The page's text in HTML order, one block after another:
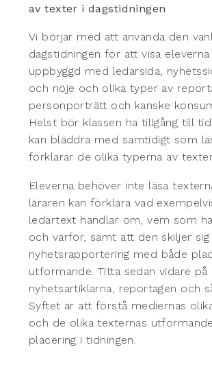
av texter i dagstidningen
Vi börjar med att använda den
dagstidningen för att visa
uppbyggd med ledarsida,
och nöje och olika typer av
personporträtt och kanske
Helst bör klassen ha tillgång till
kan bläddra med samtidigt som
förklarar de olika typerna av
Eleverna behöver inte läsa
läraren kan förklara vad
ledartext handlar om, vem som
och varför, samt att den skiljer sig
nyhetsrapportering med både
utformande. Titta sedan vidare på
nyhetsartiklarna, reportagen och
Syftet är att förstå mediernas
och de olika texternas
placering i tidningen.